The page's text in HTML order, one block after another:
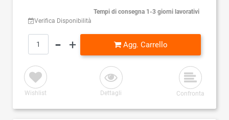
Verifica Disponibilità
Tempi di consegna 1-3 giorni lavorativi
Quantità
Agg. Carrello
Wishlist Dettagli Confronta